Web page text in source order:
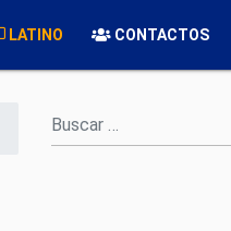
LATINO CONTACTOS